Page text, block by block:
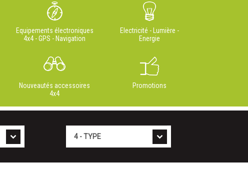
Equipements électroniques
4x4 - GPS - Navigation
Electricité - Lumière -
Energie
Nouveautés accessoires
4x4
Promotions